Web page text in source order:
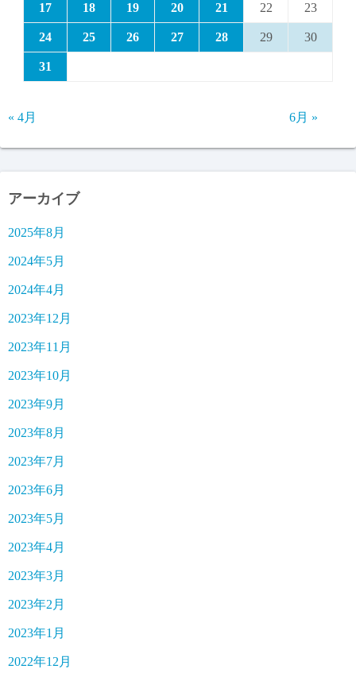
17 18 19 20 21 22 23
24 25 26 27 28 29 30
31
« 4月 6月 »
アーカイブ
2025年8月
2024年5月
2024年4月
2023年12月
2023年11月
2023年10月
2023年9月
2023年8月
2023年7月
2023年6月
2023年5月
2023年4月
2023年3月
2023年2月
2023年1月
2022年12月